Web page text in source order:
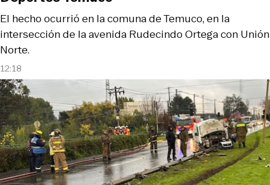
12:18
El hecho ocurrió en la comuna de Temuco, en la
intersección de la avenida Rudecindo Ortega con Unión
Norte.